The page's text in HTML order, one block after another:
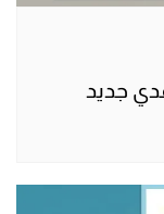
جديد